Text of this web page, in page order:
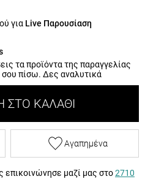
για Live Παρουσίαση
τα προϊόντα της παραγγελίας
σου πίσω. Δες αναλυτικά
ΣΤΟ ΚΑΛΆΘΙ
Αγαπημένα
επικοινώνησε μαζί μας στο2710